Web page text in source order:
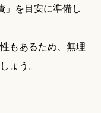
」を目安に準備し
もあるため、無理
ょう。